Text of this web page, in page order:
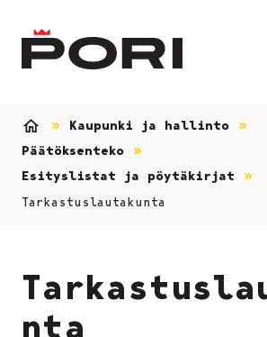
Kaupunki ja hallinto
Päätöksenteko
Esityslistat ja pöytäkirjat
Tarkastuslautakunta
nta